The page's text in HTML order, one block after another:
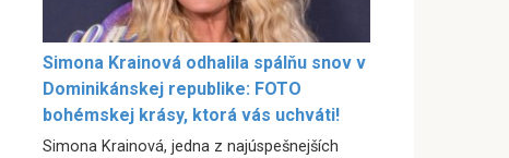
Simona Krainová odhalila spálňu snov v
Dominikánskej republike: FOTO
bohémskej krásy, ktorá vás uchváti!
Simona Krainová, jedna z najúspešnejších